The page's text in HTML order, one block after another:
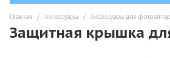
Главная / Аксессуары / Аксессуары для
Защитная крышка